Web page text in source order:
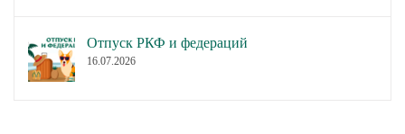
Отпуск РКФ и федераций
16.07.2026